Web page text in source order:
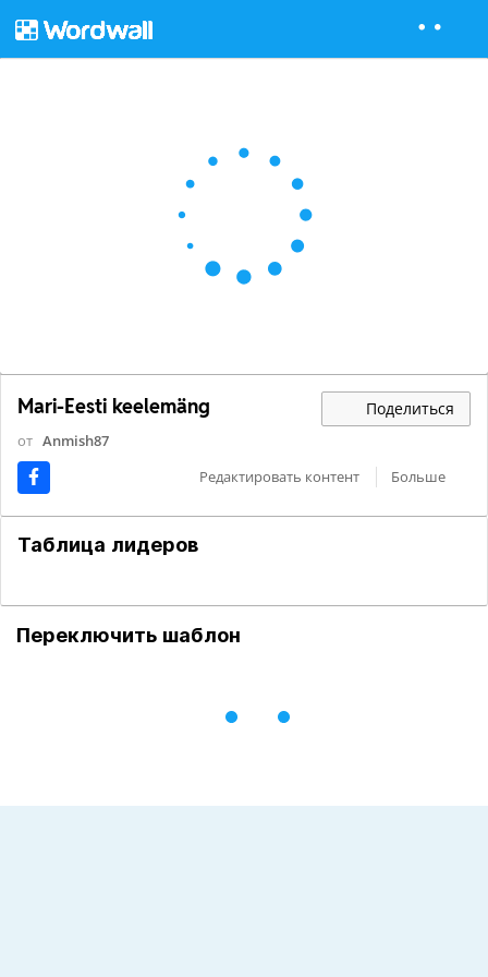
Mari-Eesti keelemäng Поделиться
от Anmish87
Редактировать контент
Больше
Таблица лидеров
Переключить шаблон